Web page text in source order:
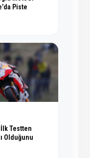
Piste
Testten
Olduğunu